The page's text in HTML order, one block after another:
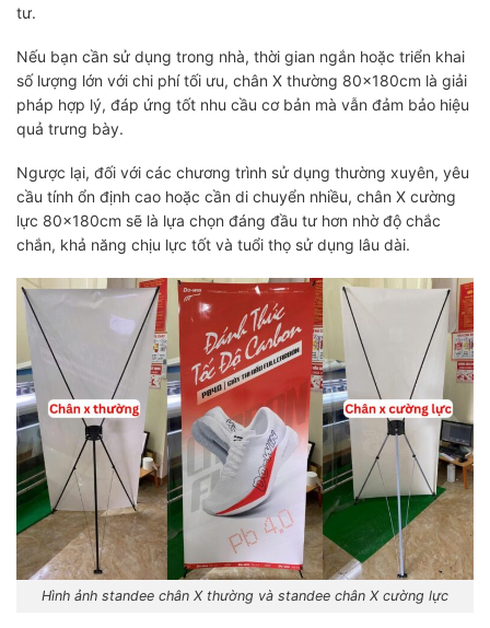
tư.
Nếu bạn cần sử dụng trong nhà, thời gian ngắn hoặc triển khai
số lượng lớn với chi phí tối ưu, chân X thường 80x180cm là giải
pháp hợp lý, đáp ứng tốt nhu cầu cơ bản mà vẫn đảm bảo hiệu
quả trưng bày.
Ngược lại, đối với các chương trình sử dụng thường xuyên, yêu
cầu tính ổn định cao hoặc cần di chuyển nhiều, chân X cường
lực 80x180cm sẽ là lựa chọn đáng đầu tư hơn nhờ độ chắc
chắn, khả năng chịu lực tốt và tuổi thọ sử dụng lâu dài.
Hình ảnh standee chân X thường và standee chân X cường lực